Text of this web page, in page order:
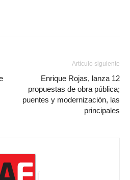
Artículo siguiente
Enrique Rojas, lanza 12
propuestas de obra pública;
puentes y modernización, las
principales